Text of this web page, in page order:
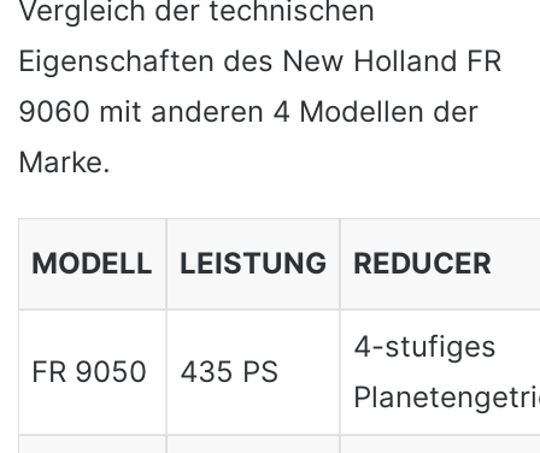
Vergleich der technischen
Eigenschaften des New Holland FR
9060 mit anderen 4 Modellen der
Marke.
MODELL LEISTUNG REDUCER
FR 9050 435 PS
4-stufiges